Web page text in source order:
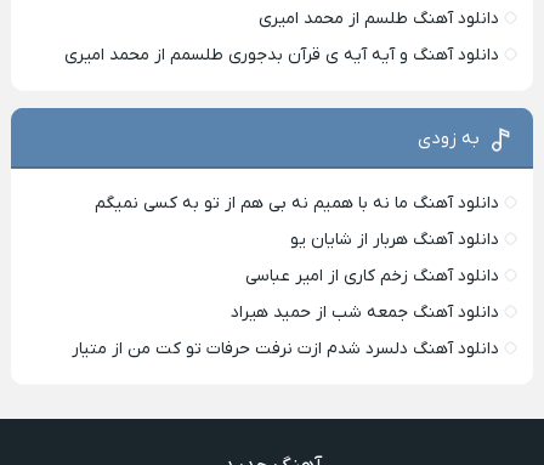
دانلود آهنگ طلسم از محمد امیری
دانلود آهنگ و آیه آیه ی قرآن بدجوری طلسمم از محمد امیری
به زودی
دانلود آهنگ ما نه با همیم نه بی هم از تو به کسی نمیگم
دانلود آهنگ هربار از شایان یو
دانلود آهنگ زخم کاری از امیر عباسی
دانلود آهنگ جمعه شب از حمید هیراد
دانلود آهنگ دلسرد شدم ازت نرفت حرفات تو کت من از متیار